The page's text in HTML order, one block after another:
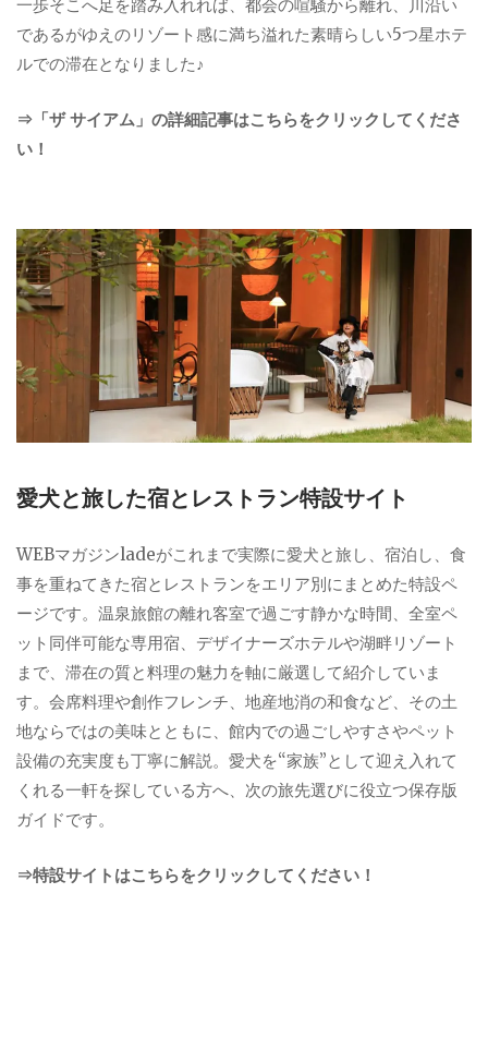
一歩そこへ足を踏み入れれば、都会の喧騒から離れ、川沿い
であるがゆえのリゾート感に満ち溢れた素晴らしい5つ星ホテ
ルでの滞在となりました♪
⇒「ザ サイアム」の詳細記事はこちらをクリックしてくださ
い！
愛犬と旅した宿とレストラン特設サイト
WEBマガジンladeがこれまで実際に愛犬と旅し、宿泊し、食
事を重ねてきた宿とレストランをエリア別にまとめた特設ペ
ージです。温泉旅館の離れ客室で過ごす静かな時間、全室ペ
ット同伴可能な専用宿、デザイナーズホテルや湖畔リゾート
まで、滞在の質と料理の魅力を軸に厳選して紹介していま
す。会席料理や創作フレンチ、地産地消の和食など、その土
地ならではの美味とともに、館内での過ごしやすさやペット
設備の充実度も丁寧に解説。愛犬を“家族”として迎え入れて
くれる一軒を探している方へ、次の旅先選びに役立つ保存版
ガイドです。
⇒特設サイトはこちらをクリックしてください！